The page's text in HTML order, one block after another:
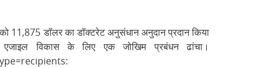
11,875 डॉलर का डॉक्टरेट अनुसंधान अनुदान प्रदान किया
एजाइल विकास के लिए एक जोखिम प्रबंधन ढांचा।